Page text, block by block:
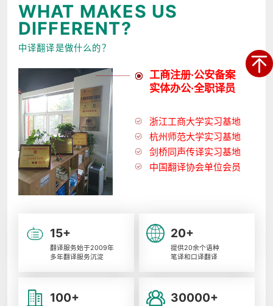
WHAT MAKES US
DIFFERENT?
中译翻译是做什么的？
工商注册·公安备案
实体办公·全职译员
浙江工商大学实习基地
杭州师范大学实习基地
剑桥同声传译实习基地
中国翻译协会单位会员
15+
翻译服务始于2009年
多年翻译服务沉淀
20+
提供20余个语种
笔译和口译翻译
100+ 30000+